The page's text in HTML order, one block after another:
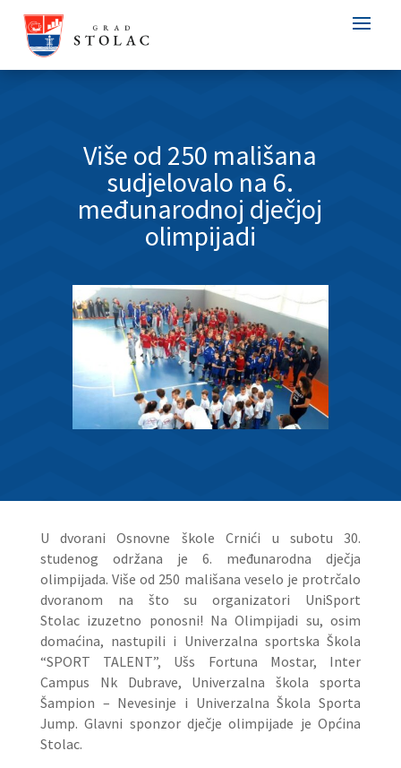
Više od 250 mališana
sudjelovalo na 6.
međunarodnoj dječjoj
olimpijadi
U dvorani Osnovne škole Crnići u subotu 30.
studenog održana je 6. međunarodna dječja
olimpijada. Više od 250 mališana veselo je protrčalo
dvoranom na što su organizatori UniSport
Stolac izuzetno ponosni! Na Olimpijadi su, osim
domaćina, nastupili i Univerzalna sportska Škola
“SPORT TALENT”,
Ušs Fortuna Mostar,
Inter
Campus Nk Dubrave,
Univerzalna škola sporta
Šampion – Nevesinje i Univerzalna Škola Sporta
Jump. Glavni sponzor dječje olimpijade je Općina
Stolac.